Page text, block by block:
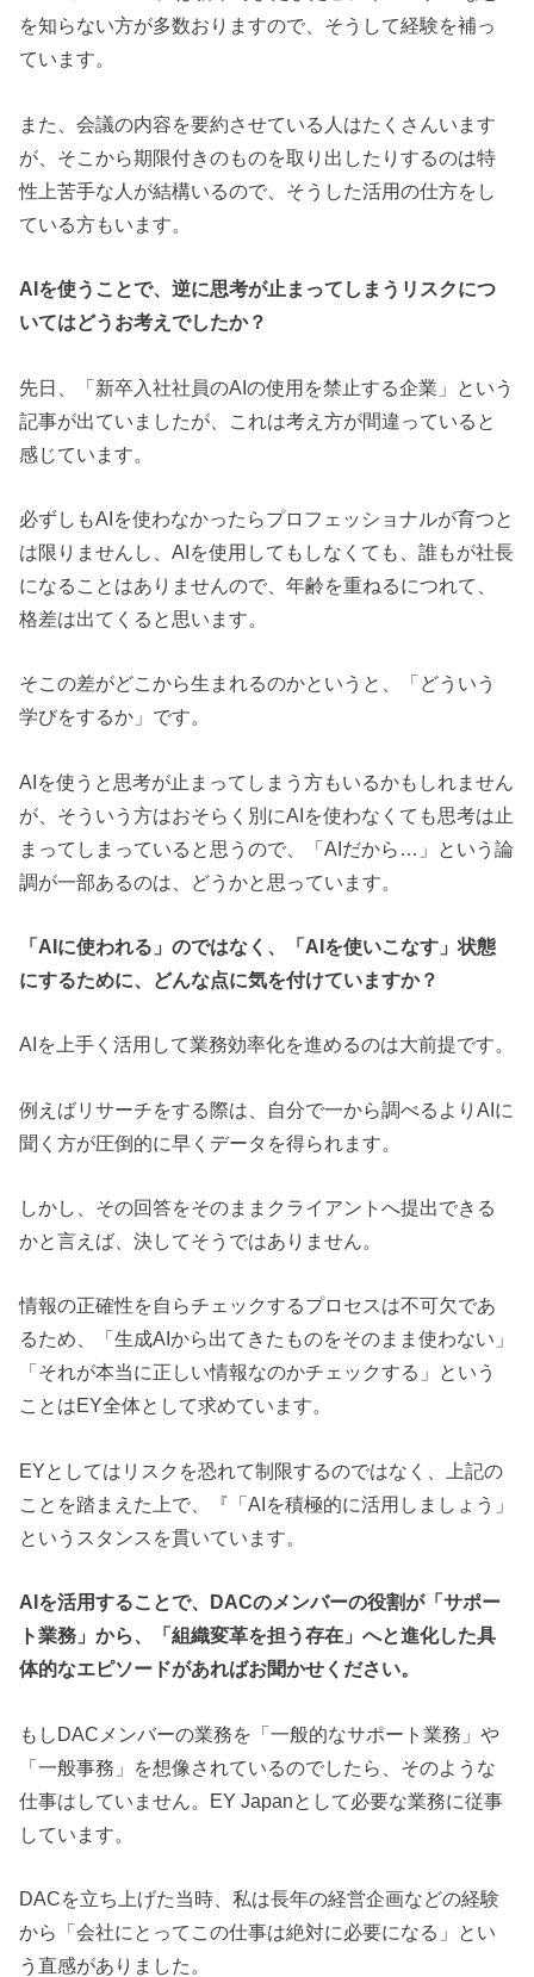
を知らない方が多数おりますので、そうして経験を補っ
ています。
また、会議の内容を要約させている人はたくさんいます
が、そこから期限付きのものを取り出したりするのは特
性上苦手な人が結構いるので、そうした活用の仕方をし
ている方もいます。
AIを使うことで、逆に思考が止まってしまうリスクにつ
いてはどうお考えでしたか？
先日、「新卒入社社員のAIの使用を禁止する企業」という
記事が出ていましたが、これは考え方が間違っていると
感じています。
必ずしもAIを使わなかったらプロフェッショナルが育つと
は限りませんし、AIを使用してもしなくても、誰もが社長
になることはありませんので、年齢を重ねるにつれて、
格差は出てくると思います。
そこの差がどこから生まれるのかというと、「どういう
学びをするか」です。
AIを使うと思考が止まってしまう方もいるかもしれません
が、そういう方はおそらく別にAIを使わなくても思考は止
まってしまっていると思うので、「AIだから…」という論
調が一部あるのは、どうかと思っています。
「AIに使われる」のではなく、「AIを使いこなす」状態
にするために、どんな点に気を付けていますか？
AIを上手く活用して業務効率化を進めるのは大前提です。
例えばリサーチをする際は、自分で一から調べるよりAIに
聞く方が圧倒的に早くデータを得られます。
しかし、その回答をそのままクライアントへ提出できる
かと言えば、決してそうではありません。
情報の正確性を自らチェックするプロセスは不可欠であ
るため、「生成AIから出てきたものをそのまま使わない」
「それが本当に正しい情報なのかチェックする」という
ことはEY全体として求めています。
EYとしてはリスクを恐れて制限するのではなく、上記の
ことを踏まえた上で、『「AIを積極的に活用しましょう」
というスタンスを貫いています。
AIを活用することで、DACのメンバーの役割が「サポー
ト業務」から、「組織変革を担う存在」へと進化した具
体的なエピソードがあればお聞かせください。
もしDACメンバーの業務を「一般的なサポート業務」や
「一般事務」を想像されているのでしたら、そのような
仕事はしていません。EY Japanとして必要な業務に従事
しています。
DACを立ち上げた当時、私は長年の経営企画などの経験
から「会社にとってこの仕事は絶対に必要になる」とい
う直感がありました。